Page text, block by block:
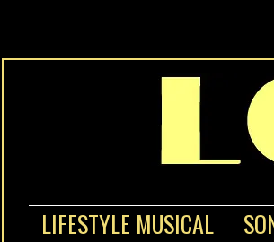
LIFESTYLE MUSICAL